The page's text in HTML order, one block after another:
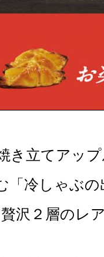
立てアップ
冷しゃぶの
沢２層のレ